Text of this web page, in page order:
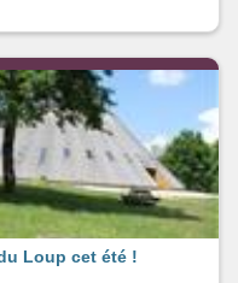
Loup cet été !